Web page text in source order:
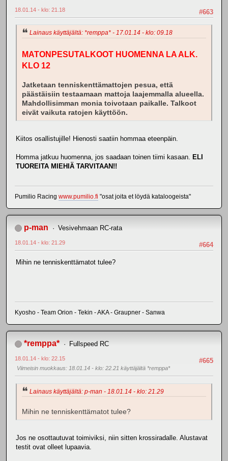
#663
18.01.14 - klo: 21.18
Lainaus käyttäjältä: *remppa* - 17.01.14 - klo: 09.18
MATONPESUTALKOOT HUOMENNA LA ALK.
KLO 12
Jatketaan tenniskenttämattojen pesua, että
päästäisiin testaamaan mattoja laajemmalla alueella.
Mahdollisimman monia toivotaan paikalle. Talkoot
eivät vaikuta ratojen käyttöön.
Kiitos osallistujille! Hienosti saatiin hommaa eteenpäin.
Homma jatkuu huomenna, jos saadaan toinen tiimi kasaan.
ELI
TUOREITA MIEHIÄ TARVITAAN!!
Pumilio Racing www.pumilio.fi "osat joita et löydä kataloogeista"
p-man Vesivehmaan RC-rata
#664
18.01.14 - klo: 21.29
Mihin ne tenniskenttämatot tulee?
Kyosho - Team Orion - Tekin - AKA - Graupner - Sanwa
*remppa* Fullspeed RC
#665
18.01.14 - klo: 22.15
Viimeisin muokkaus: 18.01.14 - klo: 22.21 käyttäjältä *remppa*
Lainaus käyttäjältä: p-man - 18.01.14 - klo: 21.29
Mihin ne tenniskenttämatot tulee?
Jos ne osottautuvat toimiviksi, niin sitten krossiradalle. Alustavat
testit ovat olleet lupaavia.